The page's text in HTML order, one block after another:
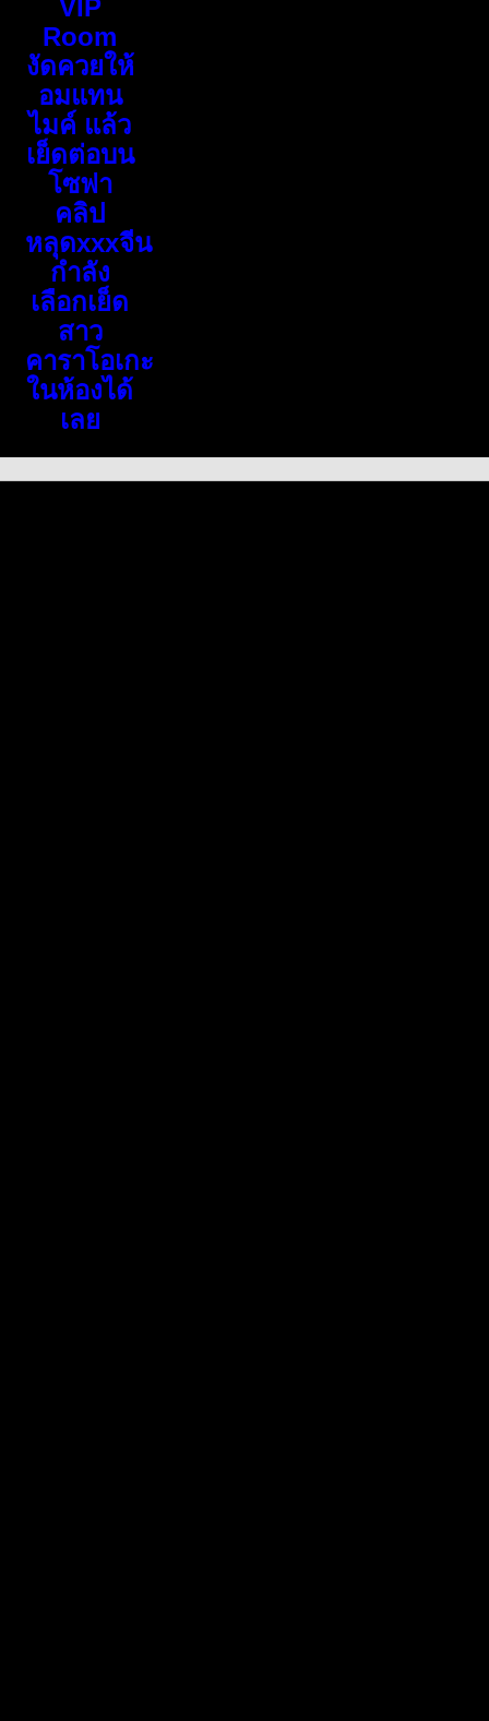
VIP
Room
งัดควยให้
อมแทน
ไมค์ แล้ว
เย็ดต่อบน
โซฟา
คลิป
หลุดxxxจีน
กำลัง
เลือกเย็ด
สาว
คาราโอเกะ
ในห้องได้
เลย